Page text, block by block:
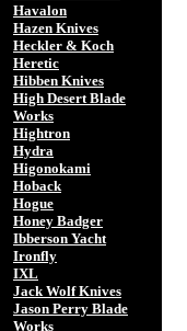
Havalon
Hazen Knives
Heckler & Koch
Heretic
Hibben Knives
High Desert Blade
Works
Hightron
Hydra
Higonokami
Hoback
Hogue
Honey Badger
Ibberson Yacht
Ironfly
IXL
Jack Wolf Knives
Jason Perry Blade
Works